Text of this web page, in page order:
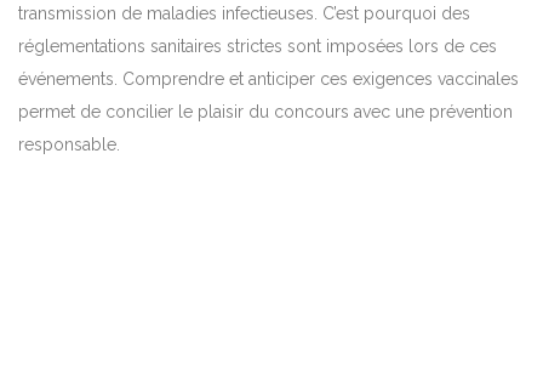
transmission de maladies infectieuses. C’est pourquoi des
réglementations sanitaires strictes sont imposées lors de ces
événements. Comprendre et anticiper ces exigences vaccinales
permet de concilier le plaisir du concours avec une prévention
responsable.